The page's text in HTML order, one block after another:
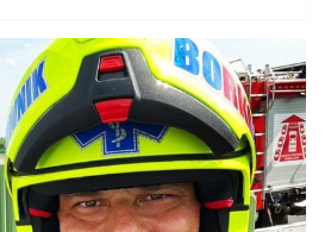
się o jego powrót do
skuterem-ambulansem i zderzył
Trwa ustalanie przyczyn